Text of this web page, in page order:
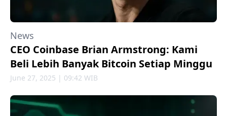
News
CEO Coinbase Brian Armstrong: Kami
Beli Lebih Banyak Bitcoin Setiap Minggu
June 27, 2025 | 09:42 WIB